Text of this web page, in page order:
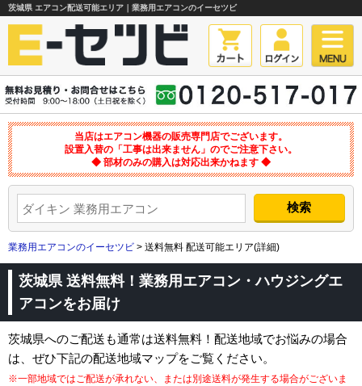
茨城県 エアコン配送可能エリア｜業務用エアコンのイーセツビ
当店はエアコン機器の販売専門店でございます。
設置入替の「工事は出来ません」のでご注意下さい。
◆ 部材のみの購入は対応出来かねます ◆
業務用エアコンのイーセツビ > 送料無料 配送可能エリア(詳細)
茨城県 送料無料！業務用エアコン・ハウジングエ
アコンをお届け
茨城県へのご配送も通常は送料無料！配送地域でお悩みの場合
は、ぜひ下記の配送地域マップをご覧ください。
※一部地域ではご配送が承れない、または別途送料が発生する場合がございま